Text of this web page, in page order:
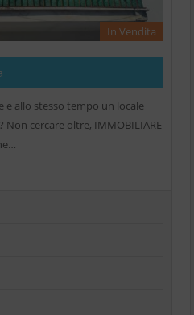
In Vendita
e allo stesso tempo un locale
cercare oltre, IMMOBILIARE